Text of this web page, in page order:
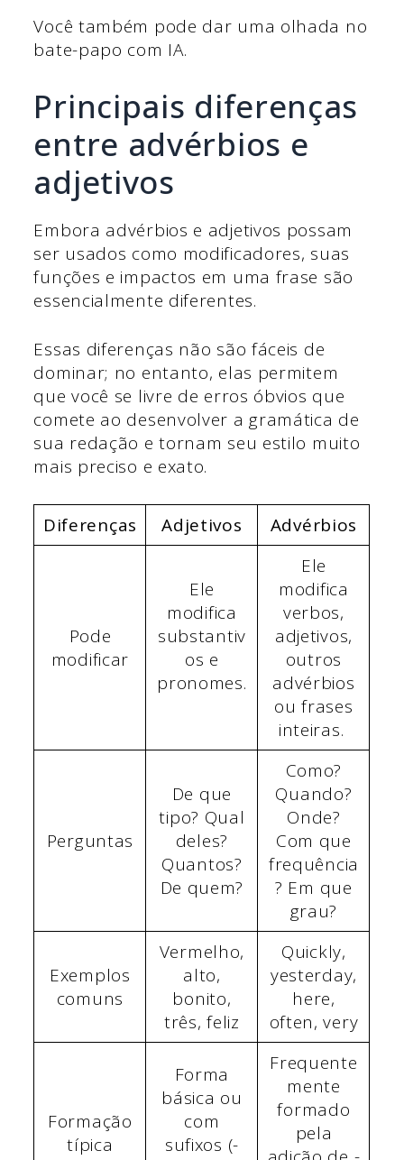
Você também pode dar uma olhada no
bate-papo com IA.
Principais diferenças
entre advérbios e
adjetivos
Embora advérbios e adjetivos possam
ser usados como modificadores, suas
funções e impactos em uma frase são
essencialmente diferentes.
Essas diferenças não são fáceis de
dominar; no entanto, elas permitem
que você se livre de erros óbvios que
comete ao desenvolver a gramática de
sua redação e tornam seu estilo muito
mais preciso e exato.
Diferenças Adjetivos Advérbios
Pode
modificar
Ele
modifica
substantiv
os e
pronomes.
Ele
modifica
verbos,
adjetivos,
outros
advérbios
ou frases
inteiras.
Perguntas
De que
tipo? Qual
deles?
Quantos?
De quem?
Como?
Quando?
Onde?
Com que
frequência
? Em que
grau?
Exemplos
comuns
Vermelho,
alto,
bonito,
três, feliz
Quickly,
yesterday,
here,
often, very
Formação
típica
Forma
básica ou
com
sufixos (-
Frequente
mente
formado
pela